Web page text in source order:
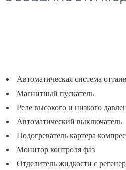
Автоматическая система
Магнитный пускатель
Реле высокого и низкого
Автоматический выключатель
Подогреватель картера
Монитор контроля фаз
Отделитель жидкости с